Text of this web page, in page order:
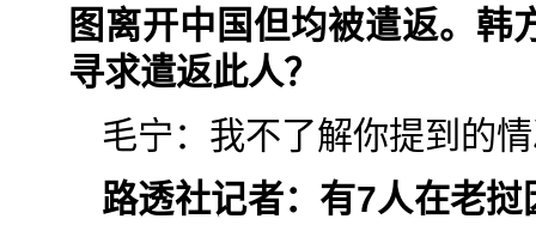
图离开中国但均被遣返。韩
寻求遣返此人？
毛宁：我不了解你提到的
路透社记者：有7人在老